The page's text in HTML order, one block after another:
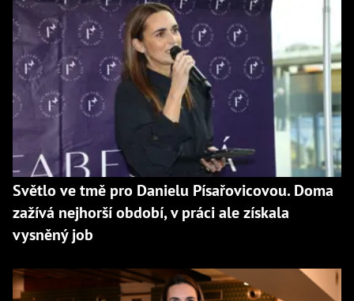
Světlo ve tmě pro Danielu Písařovicovou. Doma
zažívá nejhorší období, v práci ale získala
vysněný job